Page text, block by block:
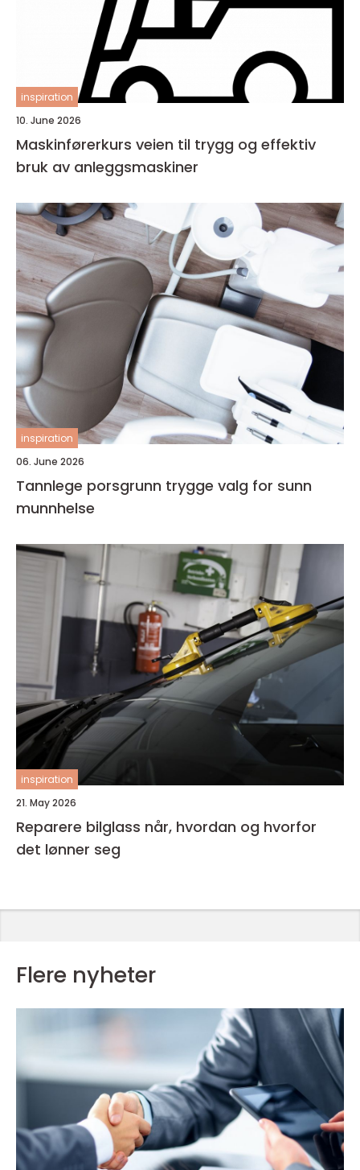
inspiration
10. June 2026
Maskinførerkurs veien til trygg og effektiv
bruk av anleggsmaskiner
inspiration
06. June 2026
Tannlege porsgrunn trygge valg for sunn
munnhelse
inspiration
21. May 2026
Reparere bilglass når, hvordan og hvorfor
det lønner seg
Flere nyheter